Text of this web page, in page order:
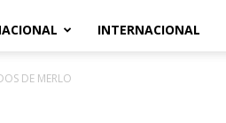
INTERNACIONAL
DE MERLO